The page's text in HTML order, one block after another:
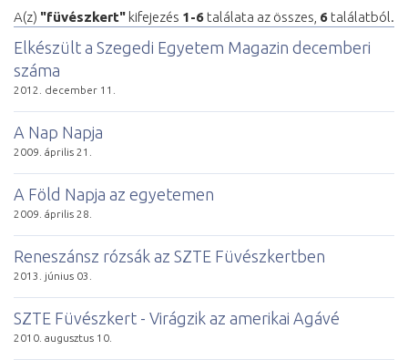
A(z) "füvészkert" kifejezés 1-6 találata az összes, 6 találatból.
Elkészült a Szegedi Egyetem Magazin decemberi
száma
2012. december 11.
A Nap Napja
2009. április 21.
A Föld Napja az egyetemen
2009. április 28.
Reneszánsz rózsák az SZTE Füvészkertben
2013. június 03.
SZTE Füvészkert - Virágzik az amerikai Agávé
2010. augusztus 10.